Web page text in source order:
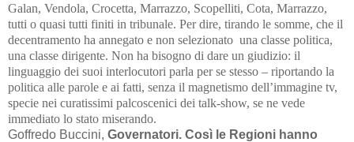
Galan, Vendola, Crocetta, Marrazzo, Scopelliti, Cota, Marrazzo,
tutti o quasi tutti finiti in tribunale. Per dire, tirando le somme, che il
decentramento ha annegato e non selezionato una classe politica,
una classe dirigente. Non ha bisogno di dare un giudizio: il
linguaggio dei suoi interlocutori parla per se stesso – riportando la
politica alle parole e ai fatti, senza il magnetismo dell’immagine tv,
specie nei curatissimi palcoscenici dei talk-show, se ne vede
immediato lo stato miserando.
Goffredo Buccini, Governatori. Così le Regioni hanno